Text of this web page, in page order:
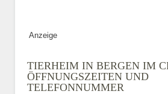
Anzeige
TIERHEIM IN BERGEN IM
ÖFFNUNGSZEITEN UND
TELEFONNUMMER